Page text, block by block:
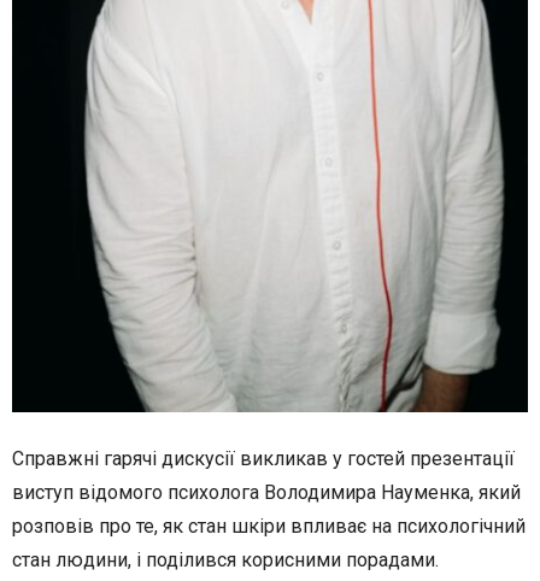
Справжні гарячі дискусії викликав у гостей презентації
виступ відомого психолога Володимира Науменка, який
розповів про те, як стан шкіри впливає на психологічний
стан людини, і поділився корисними порадами.